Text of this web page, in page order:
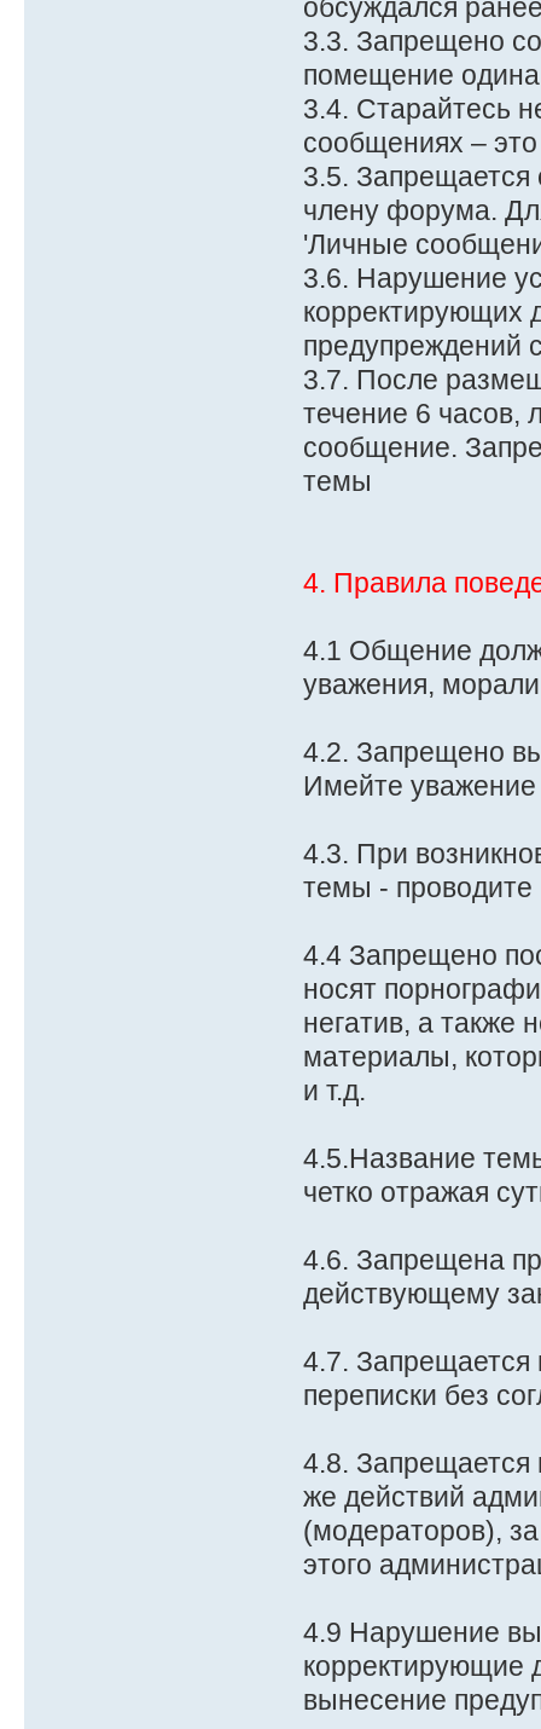
обсуждался
3.3. Запрещено
помещение
3.4. Старайтесь
сообщениях – это
3.5. Запрещается
члену форума.
'Личные
3.6. Нарушение
корректирующих
предупреждений
3.7. После
течение 6 часов,
сообщение.
темы
4. Правила
4.1 Общение
уважения,
4.2. Запрещено
Имейте уважение
4.3. При
темы -
4.4 Запрещено
носят
негатив, а также
материалы,
и т.д.
4.5.Название
четко отражая
4.6. Запрещена
действующему
4.7. Запрещается
переписки без
4.8. Запрещается
же действий
(модераторов),
этого
4.9 Нарушение
корректирующие
вынесение